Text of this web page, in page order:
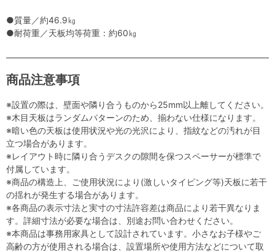
●質量／約46.9㎏
●耐荷重／天板均等荷重：約60㎏
商品注意事項
※設置の際は、壁面や隣り合うものから25mm以上離してください。
※木目天板はランダムパターンのため、揃わない仕様になります。
※暗い色の天板は使用状況や光の光沢により、指紋などの汚れが目
立つ場合があります。
※レイアウト時に隣り合うデスクの隙間を保つスペーサーが標準で
付属しています。
※商品の構造上、ご使用状況により(激しいタイピング等)天板に若干
の揺れが発生する場合があります。
※各商品の表示寸法と実寸の寸法許容差は商品により若干異なりま
す。詳細寸法が必要な場合は、別途お問い合わせください。
※本商品は事務用家具として設計されています。小さなお子様やご
高齢の方が使用される場合は、設置場所や使用方法などについて取